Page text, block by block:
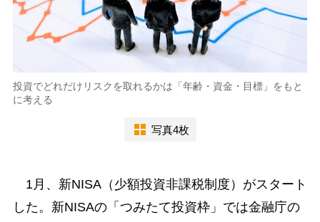
投資でどれだけリスクを取れるかは「年齢・資金・目標」をもと
に考える
写真4枚
1月、新NISA（少額投資非課税制度）がスタート
した。新NISAの「つみたて投資枠」では金融庁の